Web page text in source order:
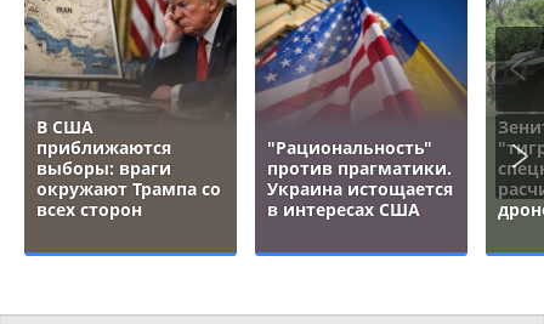
В США
приближаются
выборы: враги
окружают Трампа со
всех сторон
"Рациональность"
против прагматики.
Украина истощается
в интересах США